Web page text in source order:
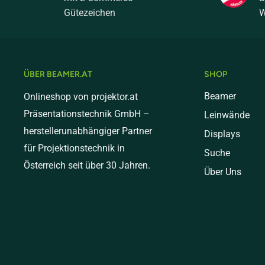
Mediumversand (bis 20 kg) - € 30,00
Schwere Pakete (bis 31 kg) - € 60,00
Sperrgut (ab 31kg) - € 149,00
Versand nach Italien
Standardversand (bis 10 kg) - € 18,00
Gütezeichen
ÜBER BEAMER.AT
Onlineshop von projektor.at
Präsentationstechnik GmbH –
herstellerunabhängiger Partner
für Projektionstechnik in
Österreich seit über 30 Jahren.
SHOP
Beamer
Leinwände
Displays
Suche
Über Uns